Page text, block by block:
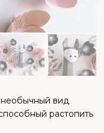
необычный вид
растопить